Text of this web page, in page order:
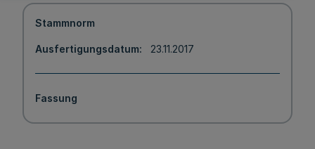
Stammnorm
Ausfertigungsdatum 23.11.2017
Fassung